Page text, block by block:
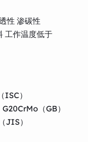
性 渗碳性
工作温度低于
）
（GB）
JIS）